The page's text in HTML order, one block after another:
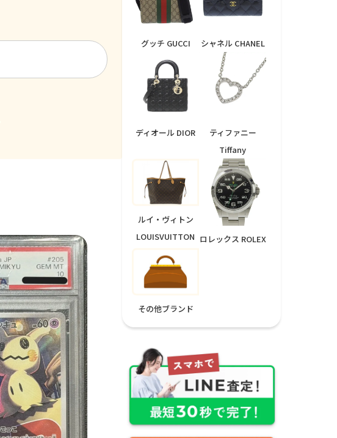
グッチ GUCCI シャネル CHANEL
ディオール DIOR
ティファニー
Tiffany
ルイ・ヴィトン
LOUISVUITTON ロレックス ROLEX
その他ブランド